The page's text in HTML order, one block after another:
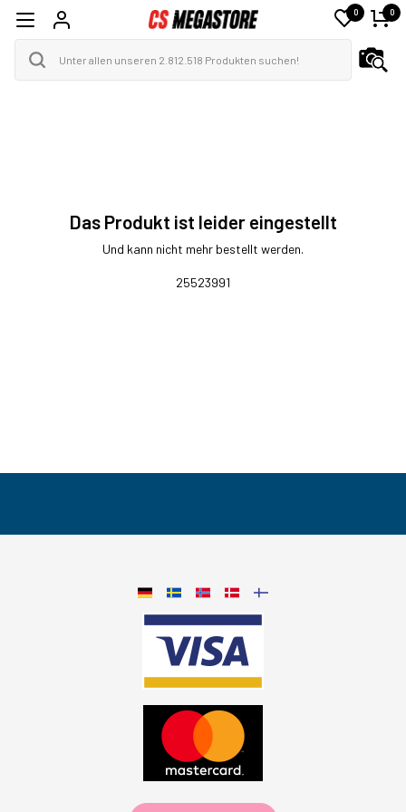
0 0
Das Produkt ist leider eingestellt
Und kann nicht mehr bestellt werden.
25523991